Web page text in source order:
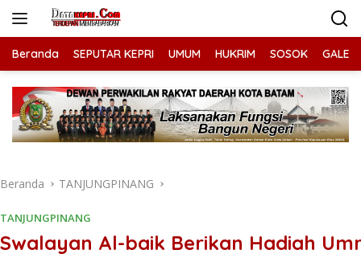
Beranda SEPUTAR KEPRI UMUM HUKRIM SOSOK
Beranda TANJUNGPINANG
TANJUNGPINANG
Swalayan Al-baik Berikan Hadiah